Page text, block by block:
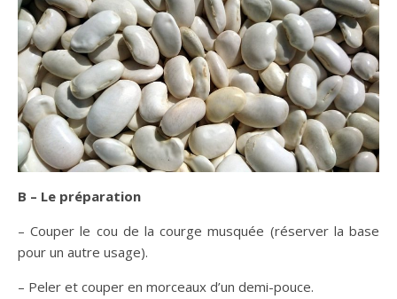
B – Le préparation
– Couper le cou de la courge musquée (réserver la base
pour un autre usage).
– Peler et couper en morceaux d’un demi-pouce.